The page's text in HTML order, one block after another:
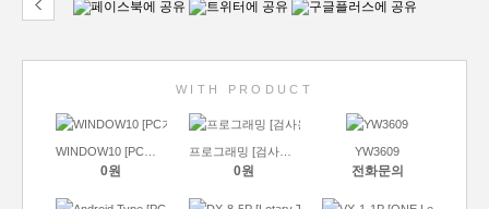
WITH PRODUCT
0원
프로그래밍 [검사용 올인원]
0원
YW3609
전화문의